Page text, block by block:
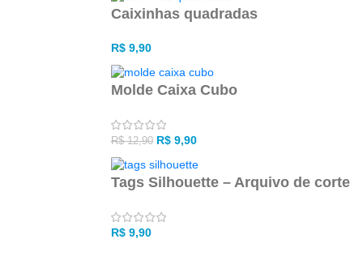
Caixinhas quadradas
R$9,90
Molde Caixa Cubo
R$12,90 R$9,90
Tags Silhouette – Arquivo de corte
R$9,90